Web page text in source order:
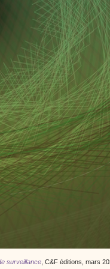
surveillance , C&F éditions, mars